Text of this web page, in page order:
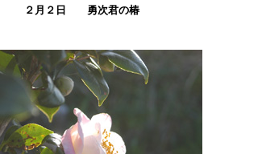
２月２日 勇次君の椿